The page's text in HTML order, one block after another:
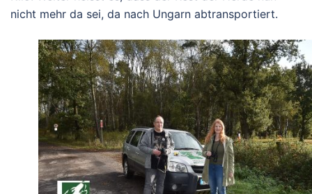
nicht mehr da sei, da nach Ungarn abtransportiert.